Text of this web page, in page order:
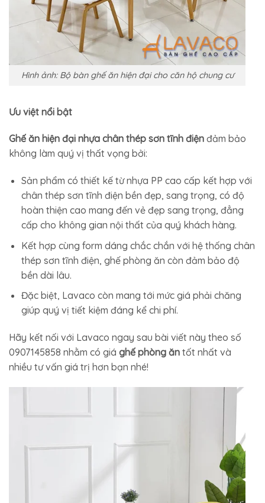
Hình ảnh: Bộ bàn ghế ăn hiện đại cho căn hộ chung cư
Ưu việt nổi bật
Ghế ăn hiện đại nhựa chân thép sơn tĩnh điện đảm bảo
không làm quý vị thất vọng bởi:
Sản phẩm có thiết kế từ nhựa PP cao cấp kết hợp với
chân thép sơn tĩnh điện bền đẹp, sang trọng, có độ
hoàn thiện cao mang đến vẻ đẹp sang trọng, đẳng
cấp cho không gian nội thất của quý khách hàng.
Kết hợp cùng form dáng chắc chắn với hệ thống chân
thép sơn tĩnh điện, ghế phòng ăn còn đảm bảo độ
bền dài lâu.
Đặc biệt, Lavaco còn mang tới mức giá phải chăng
giúp quý vị tiết kiệm đáng kể chi phí.
Hãy kết nối với Lavaco ngay sau bài viết này theo số
0907145858 nhằm có giá ghế phòng ăn tốt nhất và
nhiều tư vấn giá trị hơn bạn nhé!